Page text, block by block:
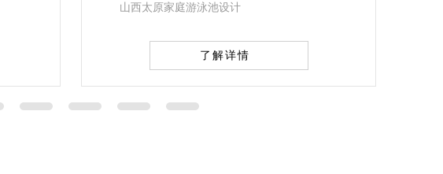
山西桑拿房设计
了解详情